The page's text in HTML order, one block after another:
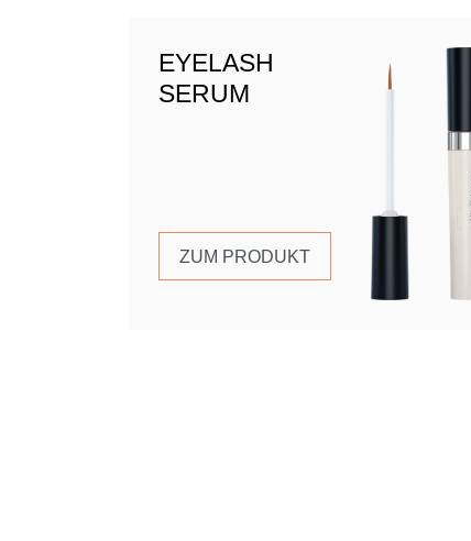
EYELASH
SERUM
ZUM PRODUKT